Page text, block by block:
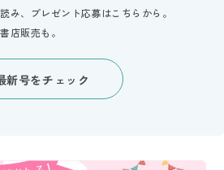
み、プレゼント応募はこちらから。
店販売も。
新号をチェック